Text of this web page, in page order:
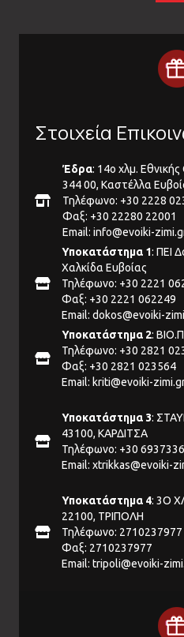
Στοιχεία
Έδρα: 14ο χλμ.
344 00, Καστέλλα
Τηλέφωνο: +30 2228
Φαξ: +30 22280 22001
Email: info@evoiki-
Υποκατάστημα 1: ΠΕΙ
Χαλκίδα Ευβοίας
Τηλέφωνο: +30 2221
Φαξ: +30 2221 062249
Email: dokos@evoiki-
Υποκατάστημα 2:
Τηλέφωνο: +30 2821
Φαξ: +30 2821 023564
Email: kriti@evoiki-
Υποκατάστημα 3:
43100, ΚΑΡΔΙΤΣΑ
Τηλέφωνο: +30
Email: xtrikkas@evoiki-
Υποκατάστημα 4: 3Ο
22100, ΤΡΙΠΟΛΗ
Τηλέφωνο: 2710237977
Φαξ: 2710237977
Email: tripoli@evoiki-